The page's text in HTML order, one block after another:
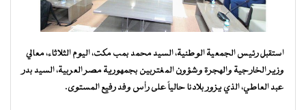
استقبل رئيس الجمعية الوطنية، السيد محمد بمب مكت، اليوم الثلاثاء، معالي
وزير الخارجية والهجرة وشؤون المغتربين بجمهورية مصر العربية، السيد بدر
عبد العاطي، الذي يزور بلادنا حالياً على رأس وفد رفيع المستوى.